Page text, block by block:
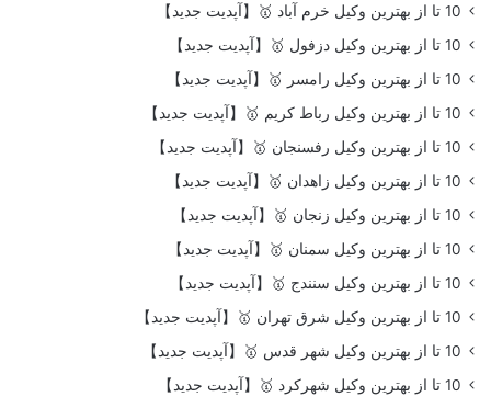
10 تا از بهترین وکیل خرم آباد 🥇【آپدیت جدید】
10 تا از بهترین وکیل دزفول 🥇【آپدیت جدید】
10 تا از بهترین وکیل رامسر 🥇【آپدیت جدید】
10 تا از بهترین وکیل رباط کریم 🥇【آپدیت جدید】
10 تا از بهترین وکیل رفسنجان 🥇【آپدیت جدید】
10 تا از بهترین وکیل زاهدان 🥇【آپدیت جدید】
10 تا از بهترین وکیل زنجان 🥇【آپدیت جدید】
10 تا از بهترین وکیل سمنان 🥇【آپدیت جدید】
10 تا از بهترین وکیل سنندج 🥇【آپدیت جدید】
10 تا از بهترین وکیل شرق تهران 🥇【آپدیت جدید】
10 تا از بهترین وکیل شهر قدس 🥇【آپدیت جدید】
10 تا از بهترین وکیل شهرکرد 🥇【آپدیت جدید】